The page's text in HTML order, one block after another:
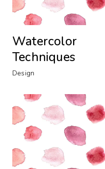
Watercolor
Techniques
Design